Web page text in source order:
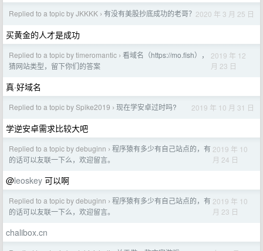
Replied to a topic by JKKKK › 有没有美股抄底成功的老哥？ 2020 年 3 月 25 日
买黄金的人才是成功
Replied to a topic by timeromantic › 看域名（https://mo.fish），
猜网站类型，留下你们的答案
2019 年 12
月 23 日
真·好域名
Replied to a topic by Spike2019 › 现在学安卓过时吗? 2019 年 10 月 31 日
学逆安卓需求比较大吧
Replied to a topic by debuginn › 程序猿有多少有自己站点的，有
的话可以友联一下么，欢迎留言。
2019 年 10
月 24 日
@leoskey 可以啊
Replied to a topic by debuginn › 程序猿有多少有自己站点的，有
的话可以友联一下么，欢迎留言。
2019 年 10
月 23 日
chalibox.cn